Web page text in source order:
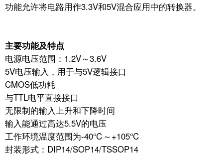
功能允许将电路用作3.3V和5V混合应用中的转换器。
主要功能及特点
电源电压范围：1.2V～3.6V
5V电压输入，用于与5V逻辑接口
CMOS低功耗
与TTL电平直接接口
无限制的输入上升和下降时间
输入能通过高达5.5V的电压
工作环境温度范围为-40℃～+105℃
封装形式：DIP14/SOP14/TSSOP14